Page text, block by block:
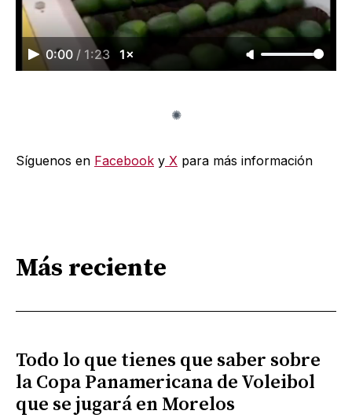
0:00 / 1:23 1×
Síguenos en Facebook y X para más información
Más reciente
Todo lo que tienes que saber sobre
la Copa Panamericana de Voleibol
que se jugará en Morelos